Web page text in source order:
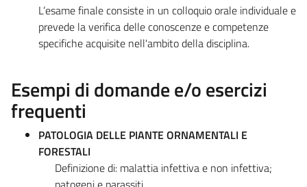
L’esame finale consiste in un colloquio orale individuale e
prevede la verifica delle conoscenze e competenze
specifiche acquisite nell'ambito della disciplina.
Esempi di domande e/o esercizi
frequenti
PATOLOGIA DELLE PIANTE ORNAMENTALI E
FORESTALI
Definizione di: malattia infettiva e non infettiva;